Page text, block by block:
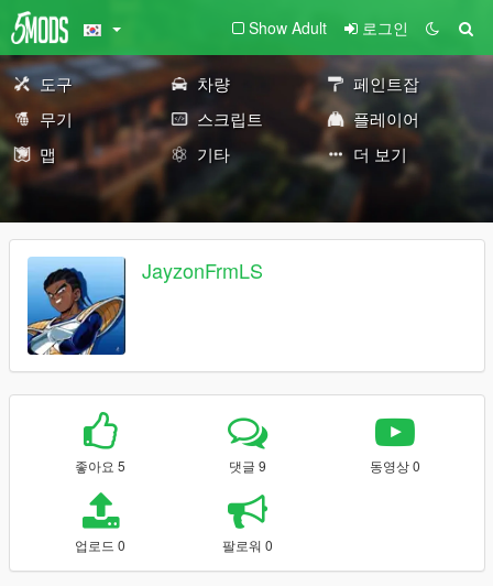
Show Adult 로그인
도구 차량
페인트잡
무기
스크립트
플레이어
맵
기타 더 보기
JayzonFrmLS
좋아요 5 댓글 9 동영상 0
업로드 0 팔로워 0